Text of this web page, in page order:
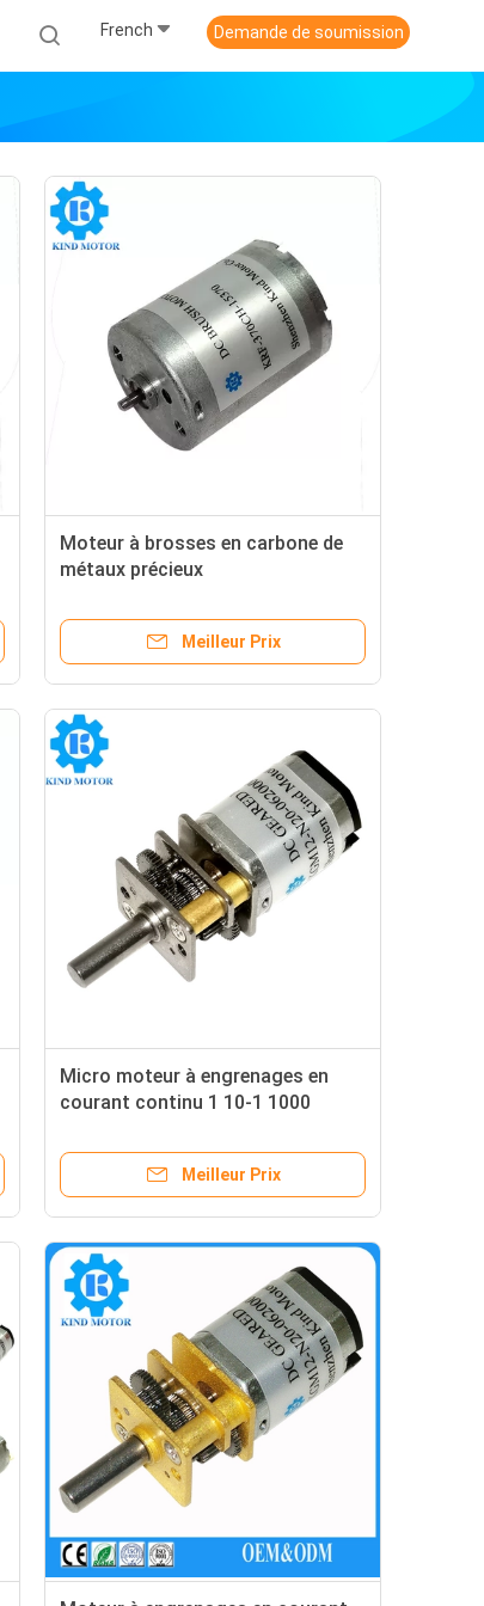
French Demande de soumission
Moteur à brosses en carbone de
métaux précieux
Meilleur Prix
Micro moteur à engrenages en
courant continu 1 10-1 1000
Voltage 10-2000 RPM 4 trous de
Meilleur Prix